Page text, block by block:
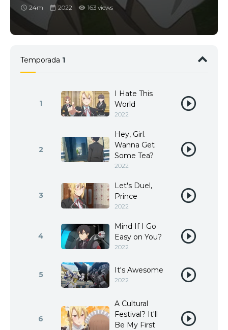
24m 2022 163 views
Temporada 1
1
I Hate This
World
2022
2
Hey, Girl.
Wanna Get
Some Tea?
2022
3
Let's Duel,
Prince
2022
4
Mind If I Go
Easy on You?
2022
5 It's Awesome
2022
6
A Cultural
Festival? It'll
Be My First